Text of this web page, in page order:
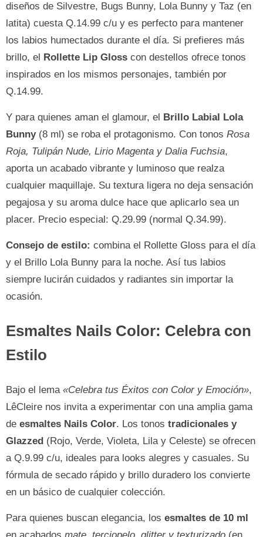
diseños de Silvestre, Bugs Bunny, Lola Bunny y Taz (en
latita) cuesta Q.14.99 c/u y es perfecto para mantener
los labios humectados durante el día. Si prefieres más
brillo, el Rollette Lip Gloss con destellos ofrece tonos
inspirados en los mismos personajes, también por
Q.14.99.
Y para quienes aman el glamour, el Brillo Labial Lola
Bunny(8 ml) se roba el protagonismo. Con tonos Rosa
Roja, Tulipán Nude, Lirio Magenta y Dalia Fuchsia,
aporta un acabado vibrante y luminoso que realza
cualquier maquillaje. Su textura ligera no deja sensación
pegajosa y su aroma dulce hace que aplicarlo sea un
placer. Precio especial: Q.29.99 (normal Q.34.99).
Consejo de estilo: combina el Rollette Gloss para el día
y el Brillo Lola Bunny para la noche. Así tus labios
siempre lucirán cuidados y radiantes sin importar la
ocasión.
Esmaltes Nails Color: Celebra con
Estilo
Bajo el lema «Celebra tus Éxitos con Color y Emoción»,
LêCleire nos invita a experimentar con una amplia gama
de esmaltes Nails Color. Los tonos tradicionales y
Glazzed (Rojo, Verde, Violeta, Lila y Celeste) se ofrecen
a Q.9.99 c/u, ideales para looks alegres y casuales. Su
fórmula de secado rápido y brillo duradero los convierte
en un básico de cualquier colección.
Para quienes buscan elegancia, los esmaltes de 10 ml